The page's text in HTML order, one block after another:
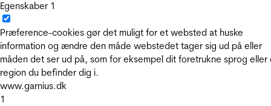
Egenskaber 1
Præference-cookies gør det muligt for et websted at huske
information og ændre den måde webstedet tager sig ud på eller
måden det ser ud på, som for eksempel dit foretrukne sprog eller
region du befinder dig i.
www.garnius.dk
1